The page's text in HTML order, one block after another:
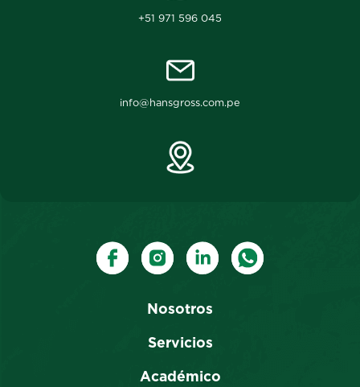
+51 971 596 045
info@hansgross.com.pe
Nosotros
Servicios
Académico